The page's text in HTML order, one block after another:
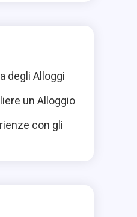
degli Alloggi
un Alloggio
con gli